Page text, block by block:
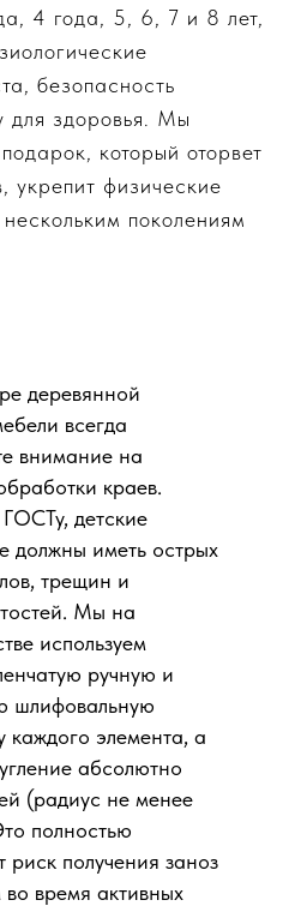
4 года, 5, 6, 7 и 8 лет,
безопасность
для здоровья. Мы
который оторвет
укрепит физические
поколениям
деревянной
всегда
внимание на
краев.
детские
должны иметь острых
трещин и
Мы на
используем
ручную и
шлифовальную
каждого элемента, а
абсолютно
(радиус не менее
полностью
риск получения заноз
во время активных